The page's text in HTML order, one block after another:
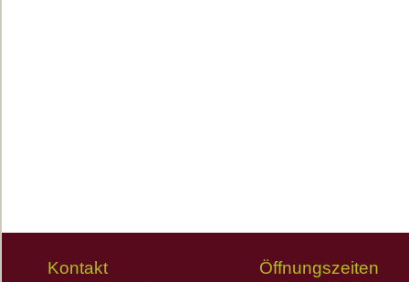
Kontakt Öffnungszeiten